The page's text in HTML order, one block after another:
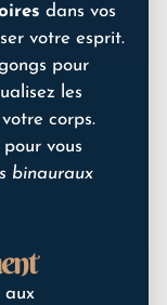
dans vos
votre esprit.
pour
les
corps.
vous
binauraux
aux